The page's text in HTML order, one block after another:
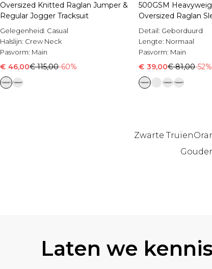
Oversized Knitted Raglan Jumper &
Regular Jogger Tracksuit
Gelegenheid: Casual
Halslijn: Crew Neck
Pasvorm: Main
€ 46,00€ 115,00-60%
500GSM
Oversized Raglan
Embroidered
Detail: Geborduurd
Lengte: Normaal
Pasvorm: Main
€ 39,00€ 81,00-52%
Zwarte Truien
Laten we